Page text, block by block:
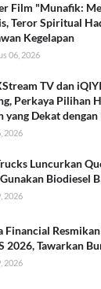
Film "Munafik:
Teror Spiritual
Kegelapan
06, 2026
TV dan
Perkaya Pilihan
yang Dekat
2026
Luncurkan
Biodiesel
2026
Financial
2026, Tawarkan
2026